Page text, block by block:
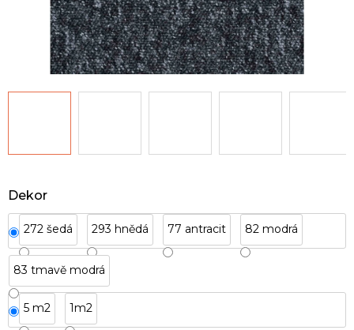
Dekor
272 šedá 293 hnědá 77 antracit 82 modrá
83 tmavě modrá
Balení
5 m2 1m2